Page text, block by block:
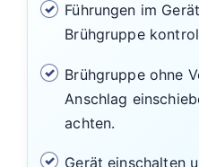
Führungen im
Brühgruppe
Brühgruppe ohne
Anschlag
achten.
Gerät einschalten